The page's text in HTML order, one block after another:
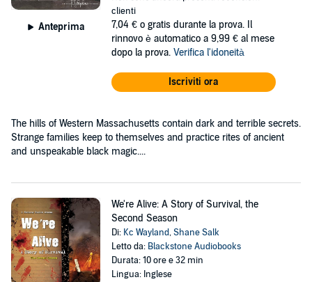
Anteprima
clienti
7,04 € o gratis durante la prova. Il
rinnovo è automatico a 9,99 € al mese
dopo la prova. Verifica l'idoneità
Iscriviti ora
The hills of Western Massachusetts contain dark and terrible secrets.
Strange families keep to themselves and practice rites of ancient
and unspeakable black magic....
We're Alive: A Story of Survival, the
Second Season
Di: Kc Wayland,Shane Salk
Letto da: Blackstone Audiobooks
Durata: 10 ore e 32 min
Lingua: Inglese